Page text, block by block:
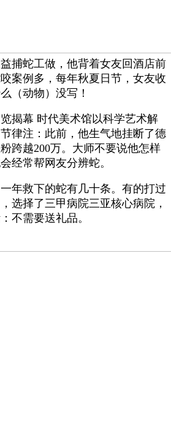
捕蛇工做，他背着女友回酒店前
案例多，每年秋夏日节，女友收
（动物）没写！
幕 时代美术馆以科学艺术解
律注：此前，他生气地挂断了德
跨越200万。大师不要说他怎样
经常帮网友分辨蛇。
救下的蛇有几十条。有的打过
选择了三甲病院三亚核心病院，
不需要送礼品。